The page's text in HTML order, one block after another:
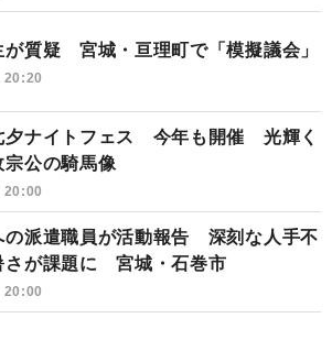
が質疑 宮城・亘理町で「模擬議会」
20:20
夕ナイトフェス 今年も開催 光輝く
宗公の騎馬像
20:00
の派遣職員が活動報告 深刻な人手不
さが課題に 宮城・石巻市
20:00